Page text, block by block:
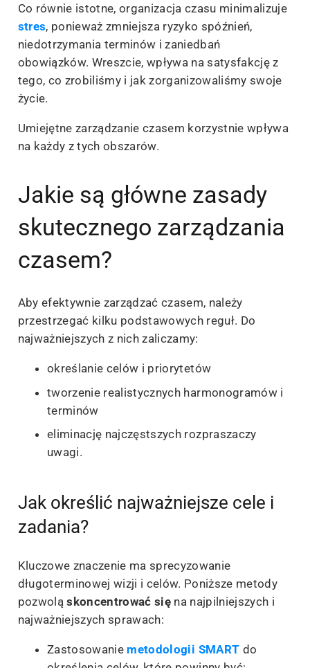
Co równie istotne, organizacja czasu minimalizuje
stres, ponieważ zmniejsza ryzyko spóźnień,
niedotrzymania terminów i zaniedbań
obowiązków. Wreszcie, wpływa na satysfakcję z
tego, co zrobiliśmy i jak zorganizowaliśmy swoje
życie.
Umiejętne zarządzanie czasem korzystnie wpływa
na każdy z tych obszarów.
Jakie są główne zasady
skutecznego zarządzania
czasem?
Aby efektywnie zarządzać czasem, należy
przestrzegać kilku podstawowych reguł. Do
najważniejszych z nich zaliczamy:
określanie celów i priorytetów
tworzenie realistycznych harmonogramów i
terminów
eliminację najczęstszych rozpraszaczy
uwagi.
Jak określić najważniejsze cele i
zadania?
Kluczowe znaczenie ma sprecyzowanie
długoterminowej wizji i celów. Poniższe metody
pozwoląskoncentrować się na najpilniejszych i
najważniejszych sprawach:
Zastosowanie metodologii SMART do